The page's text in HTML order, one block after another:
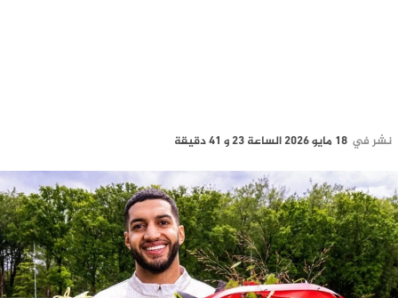
نشر في 18 مايو 2026 الساعة 23 و 41 دقيقة